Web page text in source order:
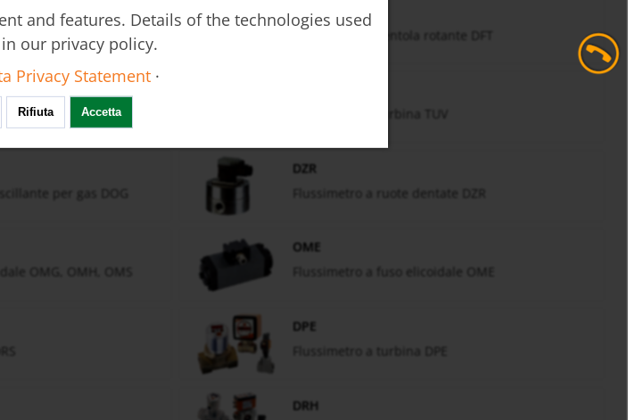
DF
DFT
Flussimetro a ventola rotante DFT
OVZ
Flussimetro a turbina TUV
per gas DOG
DZR
OMG, OMH, OMS
OME
Flussimetro a fuso elicoidale OME
DPE
DRH
and features. Details of the technologies used
our privacy policy.
Privacy Statement·
Rifiuta Accetta